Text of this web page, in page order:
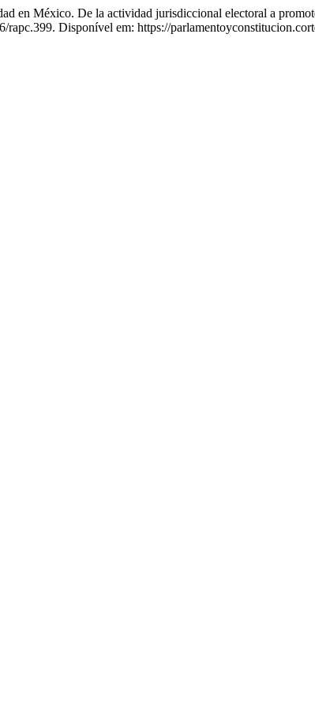
México. De la actividad jurisdiccional electoral a
Disponível em: https://